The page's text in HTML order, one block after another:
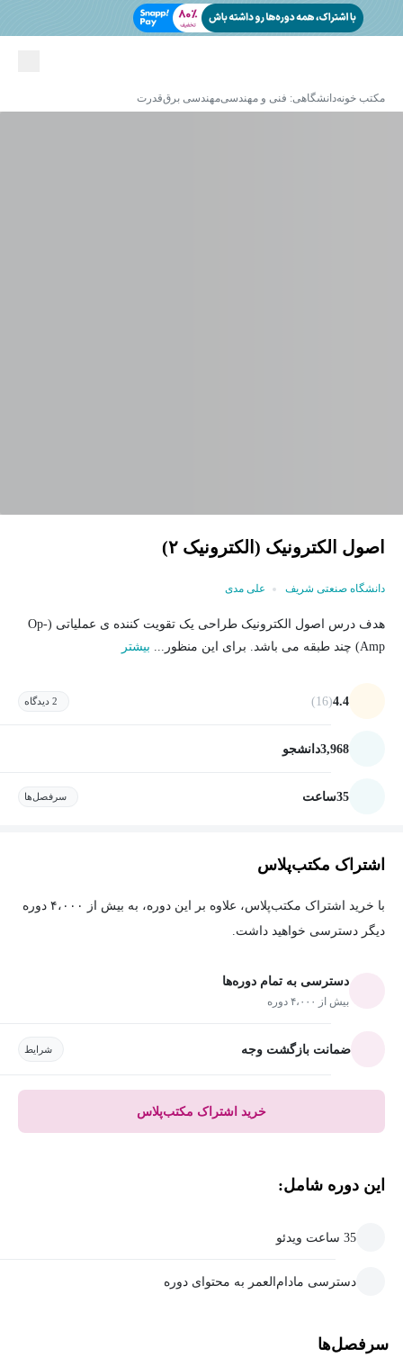
مکتب خونهدانشگاهی: فنی و مهندسیمهندسی برققدرت
اصول الکترونیک (الکترونیک ۲)
دانشگاه صنعتی شریف علی مدی
هدف درس اصول الکترونیک طراحی یک تقویت کننده ی عملیاتی (Op-
Amp) چند طبقه می باشد. برای این منظور...
بیشتر
4.4
(16) 2 دیدگاه
3,968دانشجو
35ساعت سرفصل‌ها
اشتراک مکتب‌پلاس
با خرید اشتراک مکتب‌پلاس، علاوه بر این دوره، به بیش از ۴،۰۰۰ دوره
دیگر دسترسی خواهید داشت.
دسترسی به تمام دوره‌ها
بیش از ۴،۰۰۰ دوره
ضمانت بازگشت وجه شرایط
خرید اشتراک مکتب‌پلاس
این دوره شامل:
35 ساعت ویدئو
دسترسی مادام‌العمر به محتوای دوره
سرفصل‌ها